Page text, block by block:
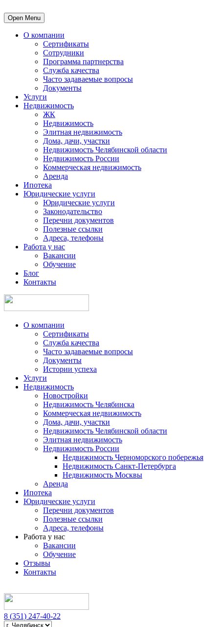
Open Menu
О компании
Сертификаты
Сотрудники
Программа партнерства
Служба качества
Часто задаваемые вопросы
Документы
Услуги
Недвижимость
ЖК
Недвижимость
Элитная недвижимость
Дома, дачи, участки
Недвижимость Челябинской области
Недвижимость России
Коммерческая недвижимость
Аренда
Ипотека
Юридические услуги
Юридические услуги
Законодательство
Перечни документов
Полезные ссылки
Адреса, телефоны
Работа у нас
Вакансии
Обучение
Блог
Контакты
О компании
Сертификаты
Служба качества
Часто задаваемые вопросы
Документы
Истории успеха
Услуги
Недвижимость
Новостройки
Недвижимость Челябинска
Коммерческая недвижимость
Дома, дачи, участки
Недвижимость Челябинской области
Элитная недвижимость
Недвижимость России
Недвижимость Черноморского побережья
Недвижимость Санкт-Петербурга
Недвижимость Москвы
Аренда
Ипотека
Юридические услуги
Перечни документов
Полезные ссылки
Адреса, телефоны
Работа у нас
Вакансии
Обучение
Отзывы
Контакты
8 (351) 247-40-22